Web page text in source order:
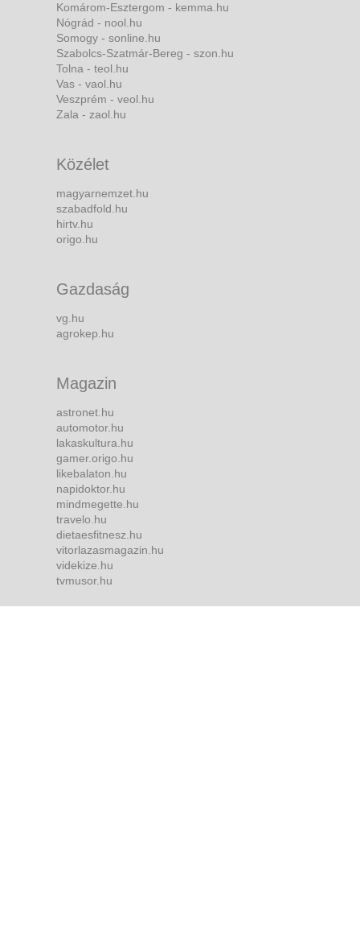
Komárom-Esztergom - kemma.hu
Nógrád - nool.hu
Somogy - sonline.hu
Szabolcs-Szatmár-Bereg - szon.hu
Tolna - teol.hu
Vas - vaol.hu
Veszprém - veol.hu
Zala - zaol.hu
Közélet
magyarnemzet.hu
szabadfold.hu
hirtv.hu
origo.hu
Gazdaság
vg.hu
agrokep.hu
Magazin
astronet.hu
automotor.hu
lakaskultura.hu
gamer.origo.hu
likebalaton.hu
napidoktor.hu
mindmegette.hu
travelo.hu
dietaesfitnesz.hu
vitorlazasmagazin.hu
videkize.hu
tvmusor.hu